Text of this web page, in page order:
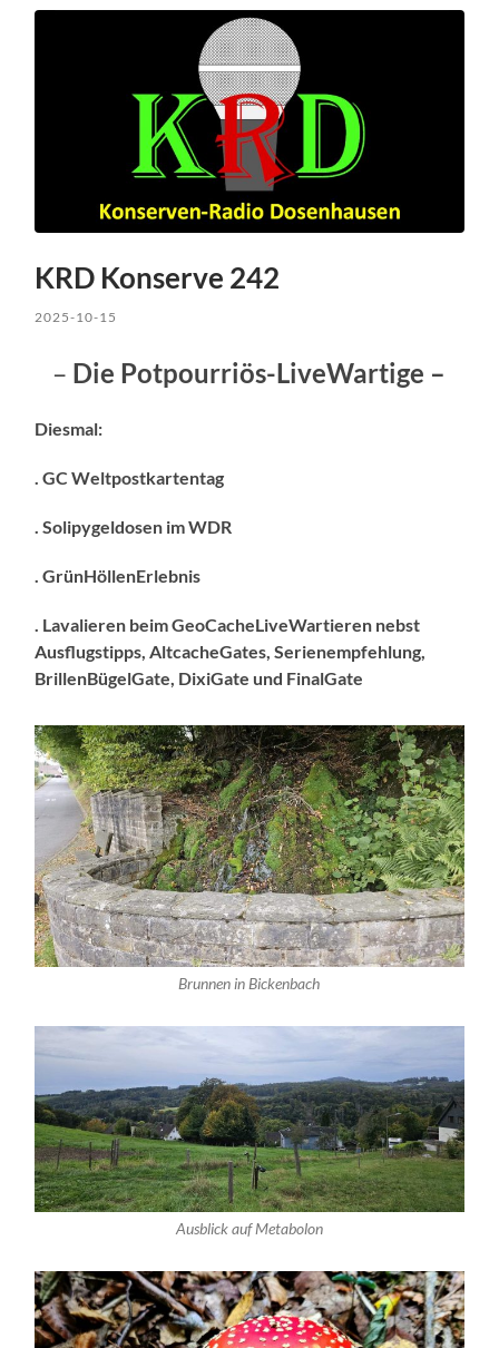
KRD Konserve 242
2025-10-15
– Die Potpourriös-LiveWartige –
Diesmal:
. GC Weltpostkartentag
. Solipygeldosen im WDR
. GrünHöllenErlebnis
. Lavalieren beim GeoCacheLiveWartieren nebst
Ausflugstipps, AltcacheGates, Serienempfehlung,
BrillenBügelGate, DixiGate und FinalGate
Brunnen in Bickenbach
Ausblick auf Metabolon